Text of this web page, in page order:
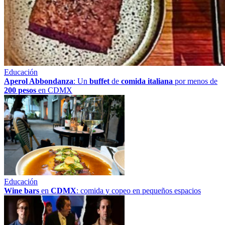
Educación
Aperol Abbondanza: Un buffet de comida italiana por menos de
200 pesos en CDMX
Educación
Wine bars en CDMX: comida y copeo en pequeños espacios